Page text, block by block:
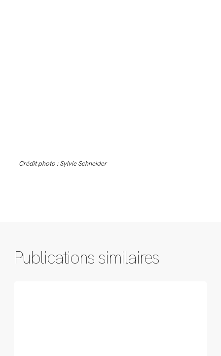
Crédit photo : Sylvie Schneider
Publications similaires